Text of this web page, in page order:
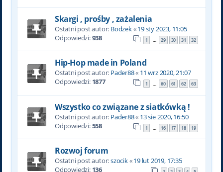
Skargi , prośby , zażalenia
Ostatni post autor: Bodzek«19 sty 2023, 11:05
Odpowiedzi:938 1 … 29 30 31 32
Hip-Hop made in Poland
Ostatni post autor: Pader88« 11 wrz 2020, 21:07
Odpowiedzi: 1877 1 … 60 61 62 63
Wszystko co związane z siatkówką !
Ostatni post autor: Pader88« 13 sie 2020, 16:50
Odpowiedzi:558 1 … 16 17 18 19
Rozwoj forum
Ostatni post autor:szocik«19 lut 2019, 17:35
Odpowiedzi: 136